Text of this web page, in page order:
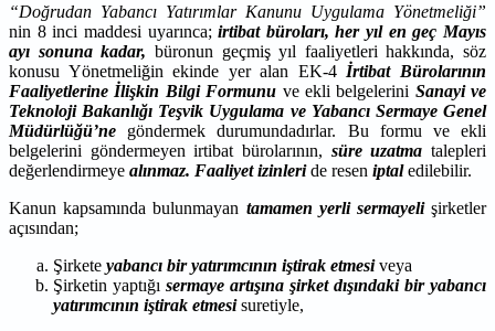
“Doğrudan Yabancı Yatırımlar Kanunu Uygulama Yönetmeliği”
nin 8 inci maddesi uyarınca;irtibat büroları, her yıl en geç Mayıs
ayı sonuna kadar, büronun geçmiş yıl faaliyetleri hakkında, söz
konusu Yönetmeliğin ekinde yer alan EK-4 İrtibat Bürolarının
Faaliyetlerine İlişkin Bilgi Formunu ve ekli belgelerini Sanayi ve
Teknoloji Bakanlığı Teşvik Uygulama ve Yabancı Sermaye Genel
Müdürlüğü’ne göndermek durumundadırlar. Bu formu ve ekli
belgelerini göndermeyen irtibat bürolarının, süre uzatma talepleri
değerlendirmeye alınmaz. Faaliyet izinleride resen iptaledilebilir.
Kanun kapsamında bulunmayan tamamen yerli sermayelişirketler
açısından;
Şirkete yabancı bir yatırımcının iştirak etmesiveya
Şirketin yaptığı sermaye artışına şirket dışındaki bir yabancı
yatırımcının iştirak etmesisuretiyle,